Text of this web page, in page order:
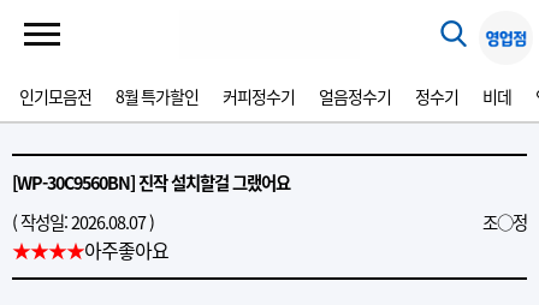
인기모음전 8월 특가할인 커피정수기 얼음정수기 정수기 비데
[WP-30C9560BN] 진작 설치할걸 그랬어요
( 작성일: 2026.08.07 )
조○정
★★★★아주좋아요